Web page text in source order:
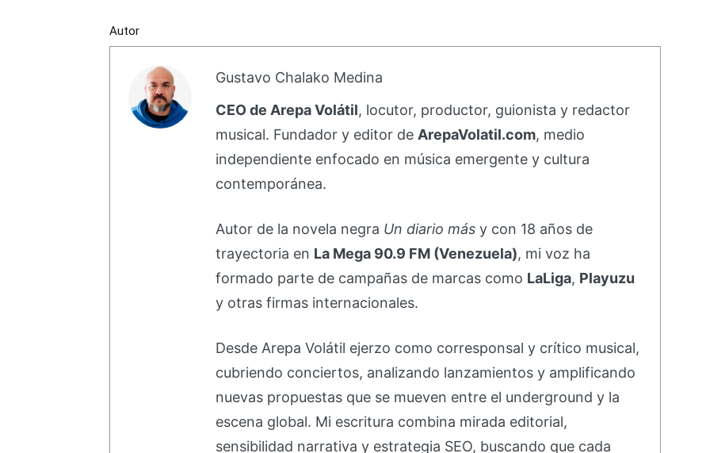
Autor
Gustavo Chalako Medina
CEO de Arepa Volátil, locutor, productor, guionista y redactor
musical. Fundador y editor de ArepaVolatil.com, medio
independiente enfocado en música emergente y cultura
contemporánea.
Autor de la novela negra Un diario másy con 18 años de
trayectoria en La Mega 90.9 FM (Venezuela), mi voz ha
formado parte de campañas de marcas como LaLiga, Playuzu
y otras firmas internacionales.
Desde Arepa Volátil ejerzo como corresponsal y crítico musical,
cubriendo conciertos, analizando lanzamientos y amplificando
nuevas propuestas que se mueven entre el underground y la
escena global. Mi escritura combina mirada editorial,
sensibilidad narrativa y estrategia SEO, buscando que cada